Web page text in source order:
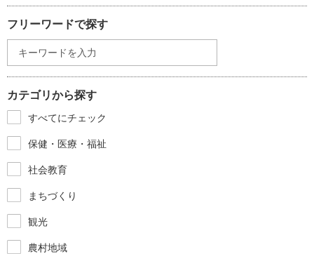
フリーワードで探す
カテゴリから探す
すべてにチェック
保健・医療・福祉
社会教育
まちづくり
観光
農村地域